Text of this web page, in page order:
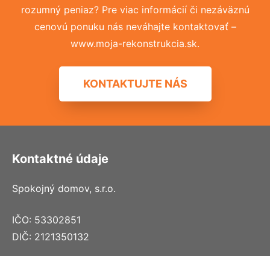
rozumný peniaz? Pre viac informácií či nezáväznú
cenovú ponuku nás neváhajte kontaktovať –
www.moja-rekonstrukcia.sk.
KONTAKTUJTE NÁS
Kontaktné údaje
Spokojný domov, s.r.o.
IČO: 53302851
DIČ: 2121350132